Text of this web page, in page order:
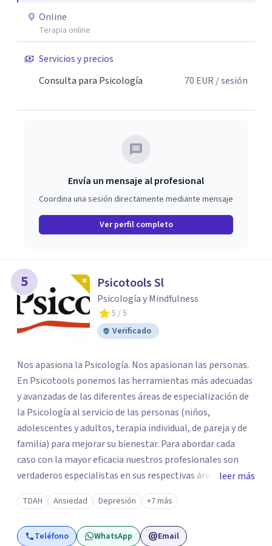
Online
Terapia online
Servicios y precios
Consulta para Psicología
70 EUR / sesión
Envía un mensaje al profesional
Coordina una sesión directamente mediante mensaje
Ver perfil completo
5 Psicotools Sl
Psicología y Mindfulness
5 / 5
Verificado
Nos apasiona la Psicología. Nos apasionan las personas.
En Psicotools ponemos las herramientas más adecuadas
y avanzadas de las diferentes áreas de especialización de
la Psicología al servicio de las personas (niños,
adolescentes y adultos, terapia individual, de pareja y de
familia) para mejorar su bienestar. Para abordar cada
caso con la mayor eficacia nuestros profesionales son
verdaderos especialistas en sus respectivas áreas y se
mantienen al día de las últimas novedades y avances
científicos, lo que les permite aplicar los tratamientos y
técnicas más avanzadas. Contacta con nosotros y
nuestro coordinador te atenderá personalmente para
leer más
TDAH Ansiedad Depresión +7 más
Teléfono WhatsApp Email